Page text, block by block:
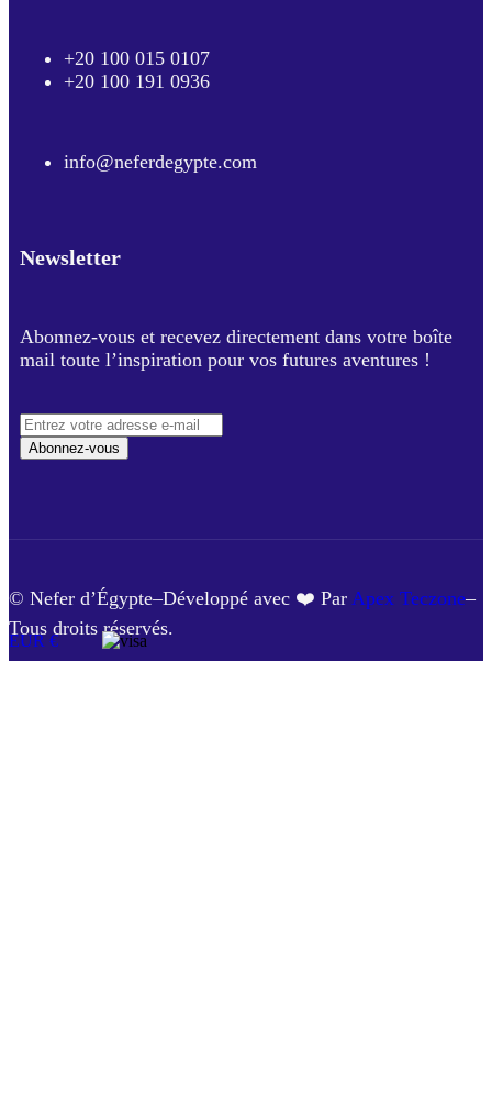
+20 100 015 0107
+20 100 191 0936
info@neferdegypte.com
Newsletter
Abonnez-vous et recevez directement dans votre boîte
mail toute l’inspiration pour vos futures aventures !
Abonnez-vous
© Nefer d’Égypte–Développé avec ❤️ Par Apex Teczone–
Tous droits réservés.
EUR €